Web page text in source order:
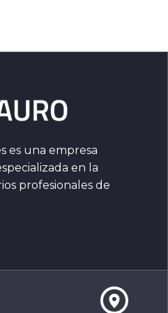
es una empresa
en la
profesionales de

